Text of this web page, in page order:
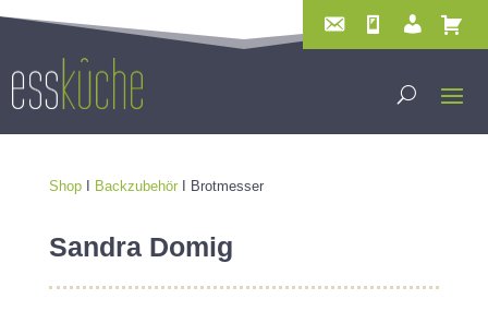
ShopI BackzubehörI Brotmesser
Sandra Domig